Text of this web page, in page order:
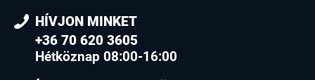
HÍVJON MINKET
+36 70 620 3605
Hétköznap 08:00-16:00